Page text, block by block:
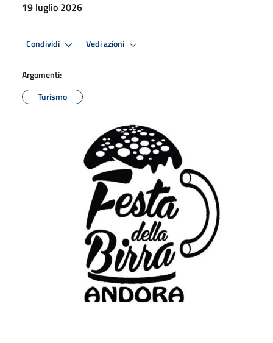
19 luglio 2026
Condividi Vedi azioni
Argomenti:
Turismo